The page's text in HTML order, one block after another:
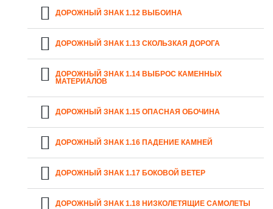
ДОРОЖНЫЙ ЗНАК 1.12 ВЫБОИНА
ДОРОЖНЫЙ ЗНАК 1.13 СКОЛЬЗКАЯ ДОРОГА
ДОРОЖНЫЙ ЗНАК 1.14 ВЫБРОС КАМЕННЫХ
МАТЕРИАЛОВ
ДОРОЖНЫЙ ЗНАК 1.15 ОПАСНАЯ ОБОЧИНА
ДОРОЖНЫЙ ЗНАК 1.16 ПАДЕНИЕ КАМНЕЙ
ДОРОЖНЫЙ ЗНАК 1.17 БОКОВОЙ ВЕТЕР
ДОРОЖНЫЙ ЗНАК 1.18 НИЗКОЛЕТЯЩИЕ САМОЛЕТЫ